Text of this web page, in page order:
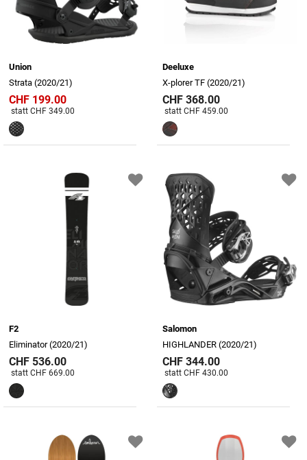
Union
Strata (2020/21)
CHF 199.00
Preis reduziert von
statt CHF 349.00
Deeluxe
X-plorer TF (2020/21)
CHF 368.00
Preis reduziert von
statt CHF 459.00
F2
Eliminator (2020/21)
CHF 536.00
Preis reduziert von
statt CHF 669.00
Salomon
HIGHLANDER (2020/21)
CHF 344.00
Preis reduziert von
statt CHF 430.00